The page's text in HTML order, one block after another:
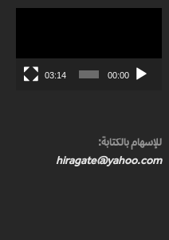
00:00
03:14
للإسهام بالكتابة:
hiragate@yahoo.com